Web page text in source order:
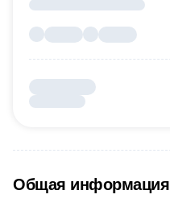
Общая информация